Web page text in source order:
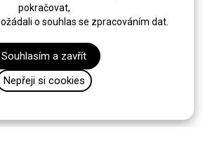
pokračovat,
o souhlas se zpracováním dat.
Souhlasím a zavřít
Nepřeji si cookies